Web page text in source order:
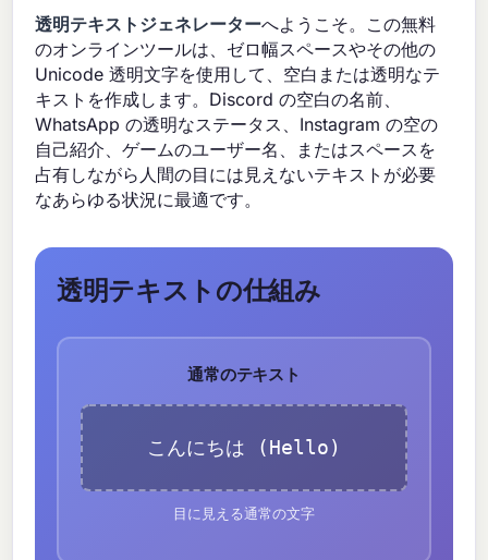
透明テキストジェネレーターへようこそ。この無料
のオンラインツールは、ゼロ幅スペースやその他の
Unicode 透明文字を使用して、空白または透明なテ
キストを作成します。Discord の空白の名前、
WhatsApp の透明なステータス、Instagram の空の
自己紹介、ゲームのユーザー名、またはスペースを
占有しながら人間の目には見えないテキストが必要
なあらゆる状況に最適です。
透明テキストの仕組み
通常のテキスト
こんにちは (Hello)
目に見える通常の文字